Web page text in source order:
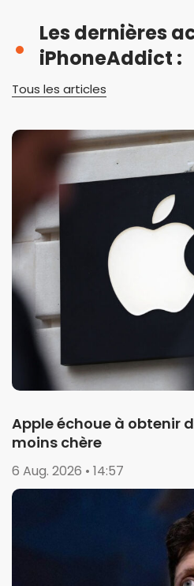
Les dernières
iPhoneAddict :
Tous les articles
Apple échoue à obtenir
moins chère
6 Aug. 2026 • 14:57